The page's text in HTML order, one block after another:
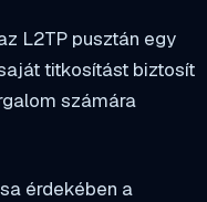
L2TP pusztán egy
titkosítást biztosít
számára
érdekében a